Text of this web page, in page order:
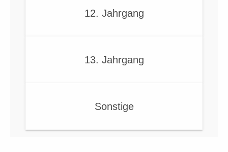
12. Jahrgang
13. Jahrgang
Sonstige